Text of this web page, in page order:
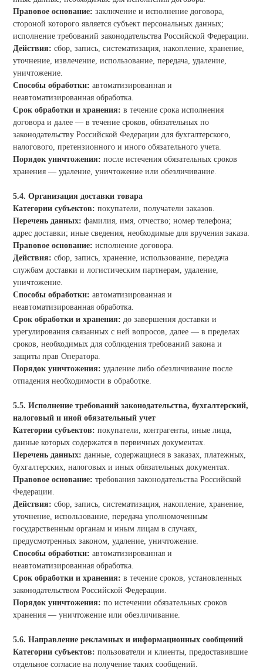
Правовое основание: заключение и исполнение договора,
стороной которого является субъект персональных данных;
исполнение требований законодательства Российской Федерации.
Действия: сбор, запись, систематизация, накопление, хранение,
уточнение, извлечение, использование, передача, удаление,
уничтожение.
Способы обработки: автоматизированная и
неавтоматизированная обработка.
Срок обработки и хранения: в течение срока исполнения
договора и далее — в течение сроков, обязательных по
законодательству Российской Федерации для бухгалтерского,
налогового, претензионного и иного обязательного учета.
Порядок уничтожения: после истечения обязательных сроков
хранения — удаление, уничтожение или обезличивание.
5.4. Организация доставки товара
Категории субъектов: покупатели, получатели заказов.
Перечень данных: фамилия, имя, отчество; номер телефона;
адрес доставки; иные сведения, необходимые для вручения заказа.
Правовое основание: исполнение договора.
Действия: сбор, запись, хранение, использование, передача
службам доставки и логистическим партнерам, удаление,
уничтожение.
Способы обработки: автоматизированная и
неавтоматизированная обработка.
Срок обработки и хранения: до завершения доставки и
урегулирования связанных с ней вопросов, далее — в пределах
сроков, необходимых для соблюдения требований закона и
защиты прав Оператора.
Порядок уничтожения: удаление либо обезличивание после
отпадения необходимости в обработке.
5.5. Исполнение требований законодательства, бухгалтерский,
налоговый и иной обязательный учет
Категории субъектов: покупатели, контрагенты, иные лица,
данные которых содержатся в первичных документах.
Перечень данных: данные, содержащиеся в заказах, платежных,
бухгалтерских, налоговых и иных обязательных документах.
Правовое основание: требования законодательства Российской
Федерации.
Действия: сбор, запись, систематизация, накопление, хранение,
уточнение, использование, передача уполномоченным
государственным органам и иным лицам в случаях,
предусмотренных законом, удаление, уничтожение.
Способы обработки: автоматизированная и
неавтоматизированная обработка.
Срок обработки и хранения: в течение сроков, установленных
законодательством Российской Федерации.
Порядок уничтожения: по истечении обязательных сроков
хранения — уничтожение или обезличивание.
5.6. Направление рекламных и информационных сообщений
Категории субъектов: пользователи и клиенты, предоставившие
отдельное согласие на получение таких сообщений.